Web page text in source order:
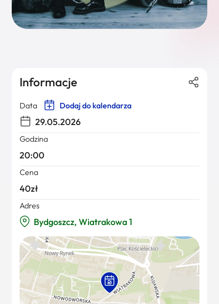
Informacje
Data Dodaj do kalendarza
29.05.2026
Godzina
20:00
Cena
40zł
Adres
Bydgoszcz, Wiatrakowa 1